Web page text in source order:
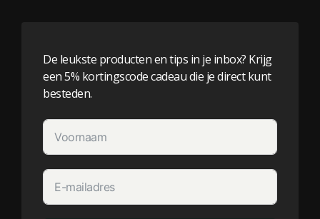
De leukste producten en tips in je inbox? Krijg
een 5% kortingscode cadeau die je direct kunt
besteden.